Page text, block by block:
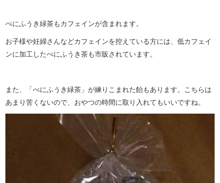
べにふうき緑茶もカフェインが含まれます。
お子様や妊婦さんなどカフェインを控えている方には、低カフェイ
ンに加工したべにふうき茶も市販されています。
また、「べにふうき緑茶」が練りこまれた飴もあります。こちらは
あまり苦くないので、おやつの時間に取り入れてもいいですね。